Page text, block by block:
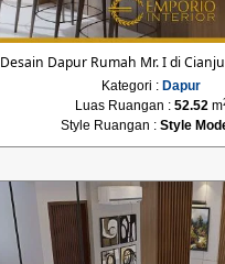
Desain Dapur Rumah Mr. I di
Kategori : Dapur
Luas Ruangan : 52.52m
Style Ruangan : Style